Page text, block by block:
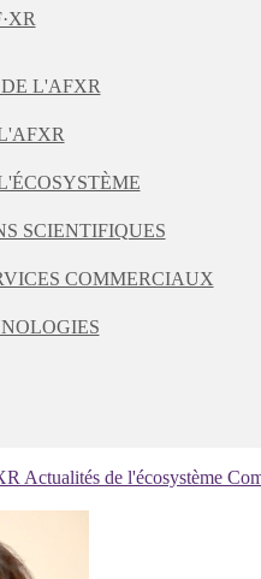
L'AFXR
SCIENTIFIQUES
COMMERCIAUX
Actualités de l'écosystème